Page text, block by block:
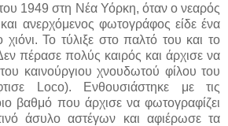
του 1949 στη Νέα Υόρκη, όταν ο νεαρός
και ανερχόμενος φωτογράφος είδε ένα
Το τύλιξε στο παλτό του και το
πέρασε πολύς καιρός και άρχισε να
καινούργιου χνουδωτού φίλου του
Loco). Ενθουσιάστηκε με τις
βαθμό που άρχισε να φωτογραφίζει
άσυλο αστέγων και αφιέρωσε τα